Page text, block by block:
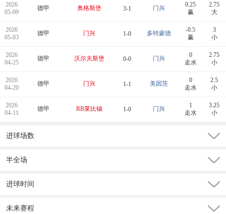
2026
05-09
德甲 奥格斯堡 3-1 门兴
0.25
赢
2.75
大
2026
05-03
德甲 门兴 1-0 多特蒙德
-0.5
赢
3
小
2026
04-25
德甲 沃尔夫斯堡 0-0 门兴
0
走水
2.75
小
2026
04-20
德甲 门兴 1-1 美因茨
0
走水
2.5
小
2026
04-11
德甲 RB莱比锡 1-0 门兴
1
走水
3.25
小
进球场数
半全场
进球时间
未来赛程